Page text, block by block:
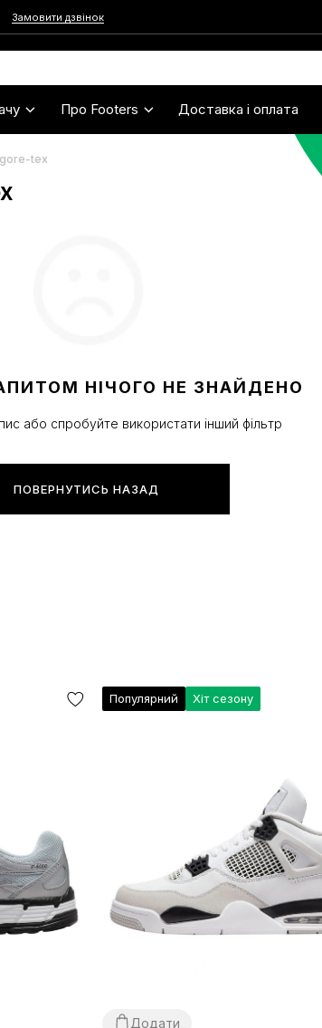
Замовити дзвінок
Про Footers Доставка і оплата
gore-tex
НІЧОГО НЕ ЗНАЙДЕНО
або спробуйте використати інший фільтр
ПОВЕРНУТИСЬ НАЗАД
Популярний Хіт сезону
Додати